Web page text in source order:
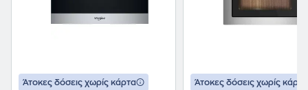
Άτοκες δόσεις χωρίς κάρτα Άτοκες δόσεις χωρίς κάρτα